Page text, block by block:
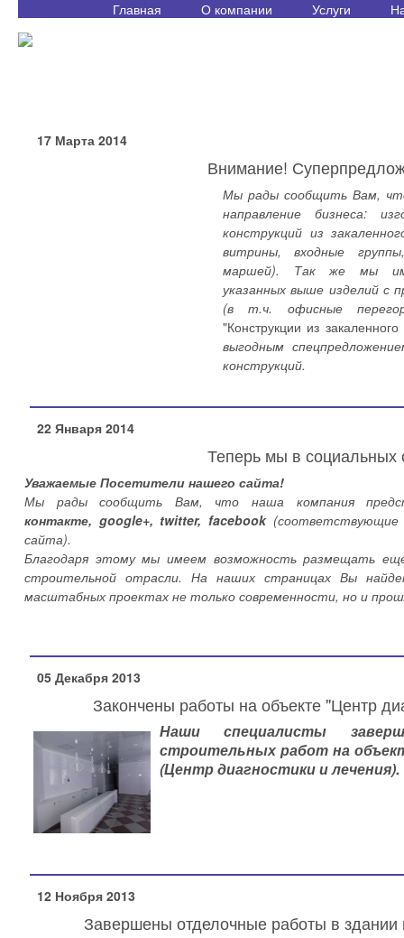
Главная О компании Услуги
17 Марта 2014
Внимание!
Мы рады сообщить Вам,
направление бизнеса:
конструкций из
витрины, входные
маршей). Так же мы
указанных выше изделий с
(в т.ч. офисные
"Конструкции из
выгодным
конструкций.
22 Января 2014
Теперь мы в социальных
Уважаемые Посетители нашего сайта!
Мы рады сообщить Вам, что наша компания
контакте, google+, twitter, facebook (соответствующие
сайта).
Благодаря этому мы имеем возможность размещать
строительной отрасли. На наших страницах Вы
масштабных проектах не только современности, но и
05 Декабря 2013
Закончены работы на объекте "Центр
Наши специалисты
строительных работ на
(Центр диагностики и лечения).
12 Ноября 2013
Завершены отделочные работы в здании